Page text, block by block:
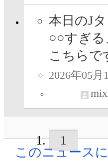
本日のJ
○○すぎる
こちらで
2026年05月
1
このニュース